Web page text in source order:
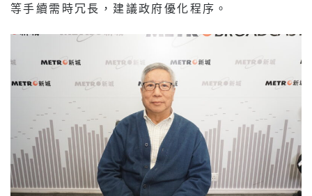
等手續需時冗長，建議政府優化程序。